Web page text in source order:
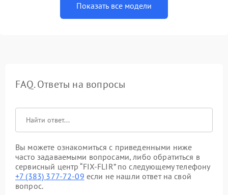
Показать все модели
FAQ. Ответы на вопросы
Вы можете ознакомиться с приведенными ниже
часто задаваемыми вопросами, либо обратиться в
сервисный центр “FIX-FLIR” по следующему телефону
+7 (383) 377-72-09 если не нашли ответ на свой
вопрос.